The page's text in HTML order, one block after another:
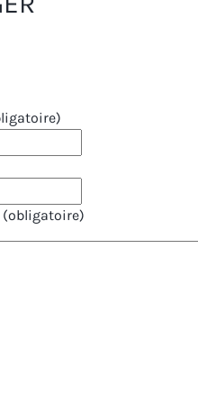
(obligatoire)